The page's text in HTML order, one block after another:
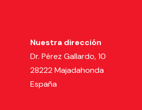
Nuestra dirección
Dr. Pérez Gallardo, 10
28222 Majadahonda
España